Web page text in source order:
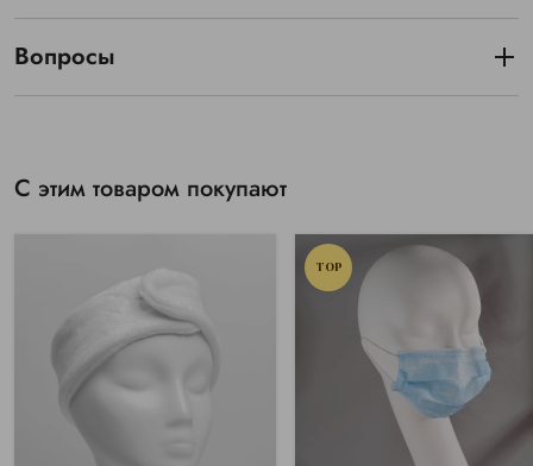
Вопросы
С этим товаром покупают
TOP